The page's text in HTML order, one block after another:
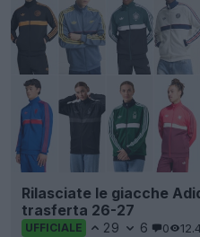
Rilasciate le giacche
trasferta 26-27
UFFICIALE 29 6 0